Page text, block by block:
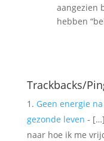
aangezien
hebben
Trackbacks/
Geen energie
gezonde leven -
naar hoe ik me